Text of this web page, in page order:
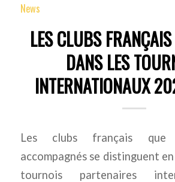
News
LES CLUBS
DANS LES
INTERNATIONAUX
Les clubs français que
accompagnés se distinguent
tournois partenaires